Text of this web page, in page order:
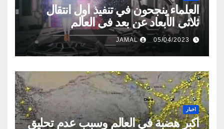
العلماء ينجحون في تنفيذ أول انتقال
ثلاثي الأبعاد عن بعد في العالم
05/04/2023
JAMAL
اخبار
أكبر هضبة في العالم وسبب عدم تحليق